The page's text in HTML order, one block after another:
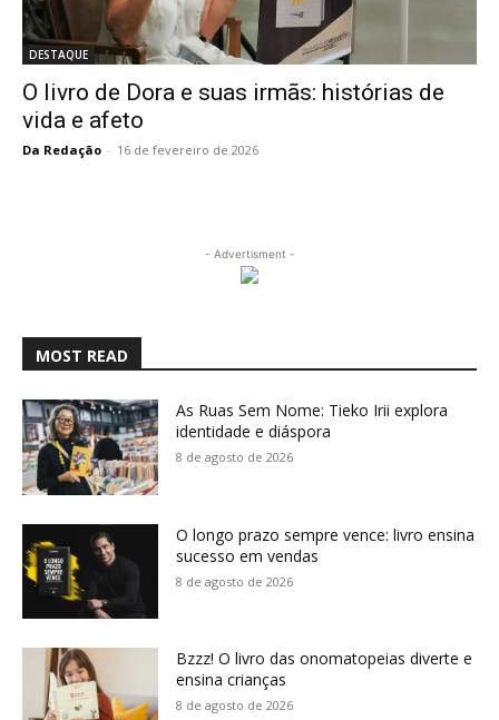
DESTAQUE
O livro de Dora e suas irmãs: histórias de
vida e afeto
Da Redação - 16 de fevereiro de 2026
- Advertisment -
MOST READ
As Ruas Sem Nome: Tieko Irii explora
identidade e diáspora
8 de agosto de 2026
O longo prazo sempre vence: livro ensina
sucesso em vendas
8 de agosto de 2026
Bzzz! O livro das onomatopeias diverte e
ensina crianças
8 de agosto de 2026